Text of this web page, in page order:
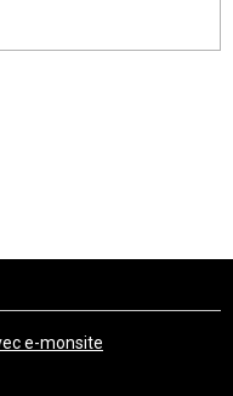
e-monsite